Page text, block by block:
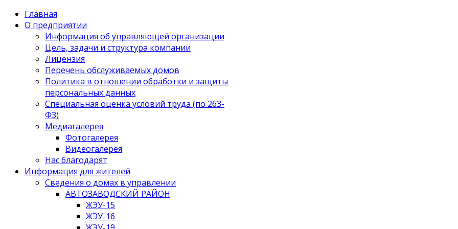
Главная
О предприятии
Информация об управляющей организации
Цель, задачи и структура компании
Лицензия
Перечень обслуживаемых домов
Политика в отношении обработки и защиты
персональных данных
Специальная оценка условий труда (по 263-
ФЗ)
Медиагалерея
Фотогалерея
Видеогалерея
Нас благодарят
Информация для жителей
Сведения о домах в управлении
АВТОЗАВОДСКИЙ РАЙОН
ЖЭУ-15
ЖЭУ-16